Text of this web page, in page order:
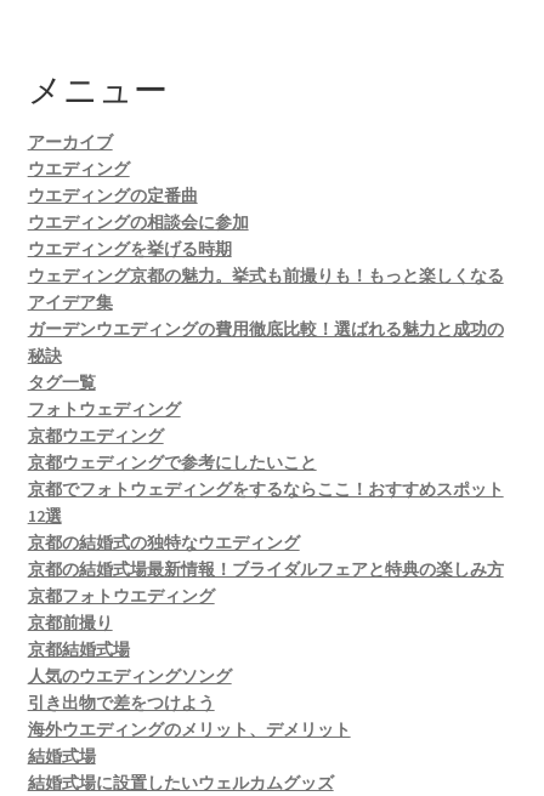
メニュー
アーカイブ
ウエディング
ウエディングの定番曲
ウエディングの相談会に参加
ウエディングを挙げる時期
ウェディング京都の魅力。挙式も前撮りも！もっと楽しくなる
アイデア集
ガーデンウエディングの費用徹底比較！選ばれる魅力と成功の
秘訣
タグ一覧
フォトウェディング
京都ウエディング
京都ウェディングで参考にしたいこと
京都でフォトウェディングをするならここ！おすすめスポット
12選
京都の結婚式の独特なウエディング
京都の結婚式場最新情報！ブライダルフェアと特典の楽しみ方
京都フォトウエディング
京都前撮り
京都結婚式場
人気のウエディングソング
引き出物で差をつけよう
海外ウエディングのメリット、デメリット
結婚式場
結婚式場に設置したいウェルカムグッズ